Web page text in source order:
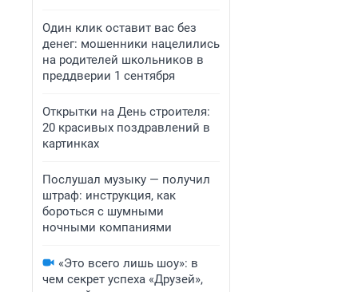
Один клик оставит вас без
денег: мошенники нацелились
на родителей школьников в
преддверии 1 сентября
Открытки на День строителя:
20 красивых поздравлений в
картинках
Послушал музыку — получил
штраф: инструкция, как
бороться с шумными
ночными компаниями
«Это всего лишь шоу»: в
чем секрет успеха «Друзей»,